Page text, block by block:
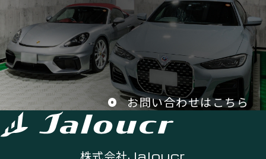
お問い合わせはこちら
Jaloucr